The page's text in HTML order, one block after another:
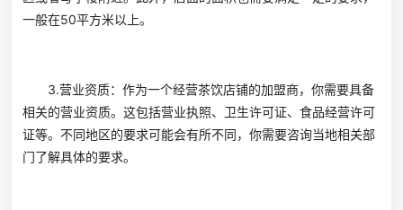
一般在50平方米以上。
3.营业资质：作为一个经营茶饮店铺的加盟商，你需要具备
相关的营业资质。这包括营业执照、卫生许可证、食品经营许可
证等。不同地区的要求可能会有所不同，你需要咨询当地相关部
门了解具体的要求。